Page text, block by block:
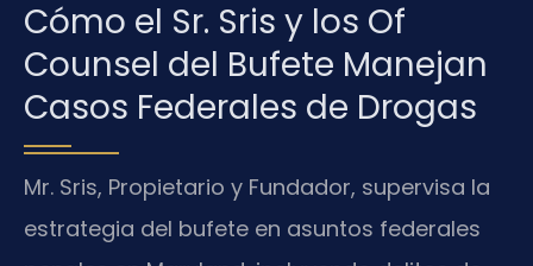
Cómo el Sr. Sris y los Of
Counsel del Bufete Manejan
Casos Federales de Drogas
Mr. Sris, Propietario y Fundador, supervisa la
estrategia del bufete en asuntos federales